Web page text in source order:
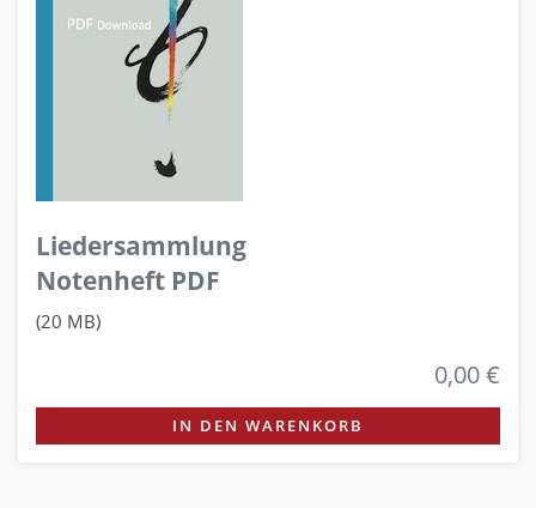
Liedersammlung
Notenheft PDF
(20 MB)
0,00 €
IN DEN WARENKORB